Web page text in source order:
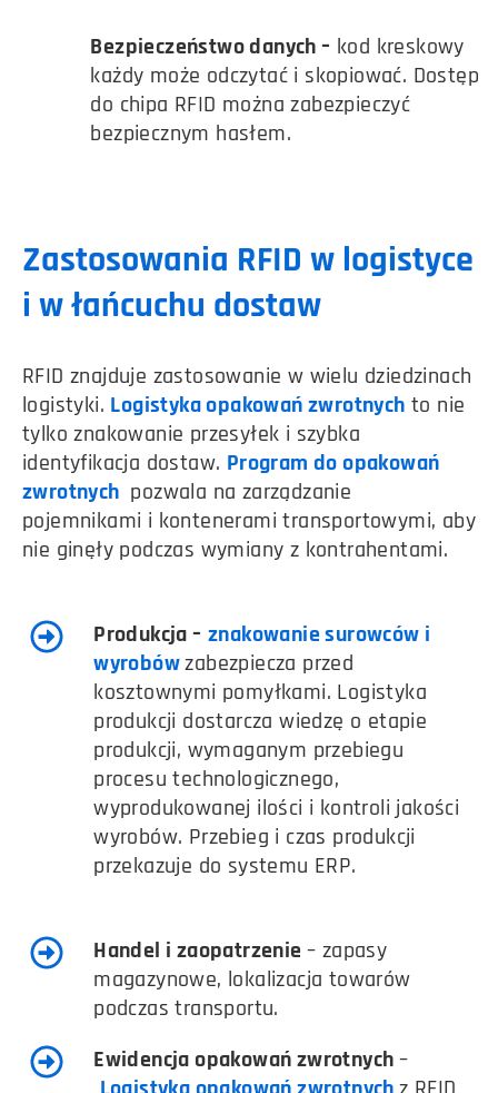
Bezpieczeństwo danych – kod kreskowy
każdy może odczytać i skopiować. Dostęp
do chipa RFID można zabezpieczyć
bezpiecznym hasłem.
Zastosowania RFID w logistyce
i w łańcuchu dostaw
RFID znajduje zastosowanie w wielu dziedzinach
logistyki. Logistyka opakowań zwrotnych to nie
tylko znakowanie przesyłek i szybka
identyfikacja dostaw. Program do opakowań
zwrotnych pozwala na zarządzanie
pojemnikami i kontenerami transportowymi, aby
nie ginęły podczas wymiany z kontrahentami.
Produkcja – znakowanie surowców i
wyrobówzabezpiecza przed
kosztownymi pomyłkami. Logistyka
produkcji dostarcza wiedzę o etapie
produkcji, wymaganym przebiegu
procesu technologicznego,
wyprodukowanej ilości i kontroli jakości
wyrobów. Przebieg i czas produkcji
przekazuje do systemu ERP.
Handel i zaopatrzenie – zapasy
magazynowe, lokalizacja towarów
podczas transportu.
Ewidencja opakowań zwrotnych–